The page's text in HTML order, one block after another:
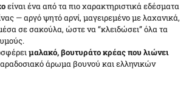
είναι ένα από τα πιο χαρακτηριστικά εδέσματα
— αργό ψητό αρνί, μαγειρεμένο με λαχανικά,
σε σακούλα, ώστε να “κλειδώσει” όλα τα
μαλακό, βουτυράτο κρέας που λιώνει
άρωμα βουνού και ελληνικών